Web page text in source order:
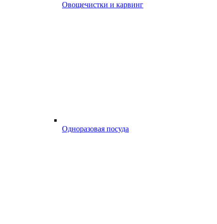
Овощечистки и карвинг
Одноразовая посуда